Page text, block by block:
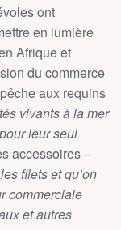
ont
en lumière
Afrique et
du commerce
aux requins
vivants à la mer
leur seul
accessoires–
filets et qu’on
commerciale
et autres